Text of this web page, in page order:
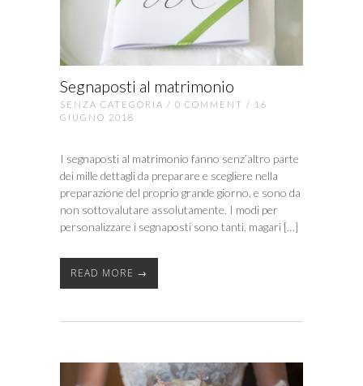
Segnaposti al matrimonio
SENZA CATEGORIA / 0 COMMENT / 16
GIUGNO 2018
I segnaposti al matrimonio fanno senz’altro parte
dei mille dettagli da preparare e scegliere nella
preparazione del proprio grande giorno, e sono da
non sottovalutare assolutamente. I modi per
personalizzare i segnaposti sono tanti, magari […]
READ MORE →